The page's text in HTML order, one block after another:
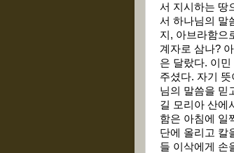
서 지시하는 땅
서 하나님의 말
지, 아브라함으
계자로 삼나?
은 달랐다. 이
주셨다. 자기
님의 말씀을 믿
길 모리아 산에
함은 아침에 일
단에 올리고 칼
들 이삭에게 손